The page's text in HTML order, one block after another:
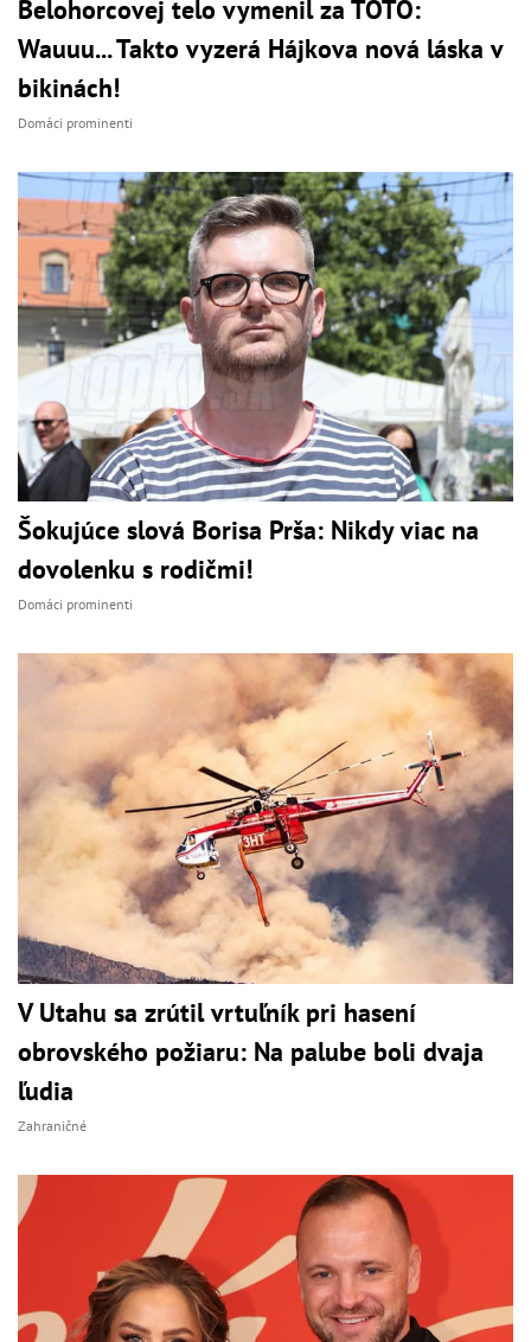
Belohorcovej telo vymenil za TOTO:
Wauuu... Takto vyzerá Hájkova nová láska v
bikinách!
Domáci prominenti
Šokujúce slová Borisa Prša: Nikdy viac na
dovolenku s rodičmi!
Domáci prominenti
V Utahu sa zrútil vrtuľník pri hasení
obrovského požiaru: Na palube boli dvaja
ľudia
Zahraničné